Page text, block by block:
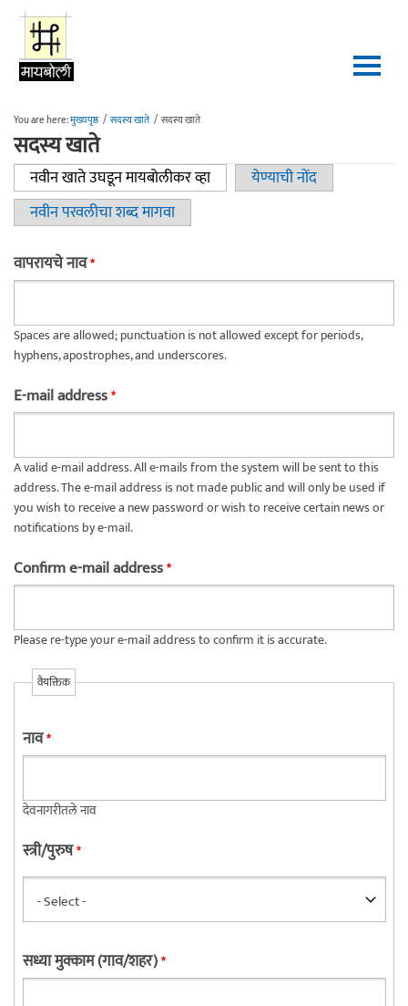
Skip to main content
You are here:मुख्यपृष्ठ / सदस्य खाते / सदस्य खाते
सदस्य खाते
Primary tabs
नवीन खाते उघडून मायबोलीकर व्हा(active tab)येण्याची नोंद
नवीन परवलीचा शब्द मागवा
वापरायचे नाव*
Spaces are allowed; punctuation is not allowed except for periods,
hyphens, apostrophes, and underscores.
E-mail address*
A valid e-mail address. All e-mails from the system will be sent to this
address. The e-mail address is not made public and will only be used if
you wish to receive a new password or wish to receive certain news or
notifications by e-mail.
Confirm e-mail address*
Please re-type your e-mail address to confirm it is accurate.
वैयक्तिक
नाव*
देवनागरीतले नाव
स्त्री/पुरुष*
सध्या मुक्काम (गाव/शहर)*